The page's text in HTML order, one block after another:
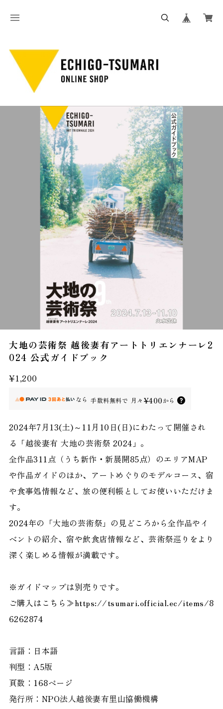
大地の芸術祭 越後妻有アートトリエンナーレ2
024 公式ガイドブック
¥1,200
なら 手数料無料で 月々 ¥400から
2024年7月13(土)～11月10日(日)にわたって開催され
る「越後妻有 大地の芸術祭 2024」。
全作品311点（うち新作・新展開85点）のエリアMAP
や作品ガイドのほか、アートめぐりのモデルコース、宿
や食事処情報など、旅の便利帳としてお使いいただけま
す。
2024年の「大地の芸術祭」の見どころから全作品やイ
ベントの紹介、宿や飲食店情報など、芸術祭巡りをより
深く楽しめる情報が満載です。
※ガイドマップは別売りです。
ご購入はこちら≫https://tsumari.official.ec/items/8
6262874
言語：日本語
判型：A5版
頁数：168ページ
発行所：NPO法人越後妻有里山協働機構